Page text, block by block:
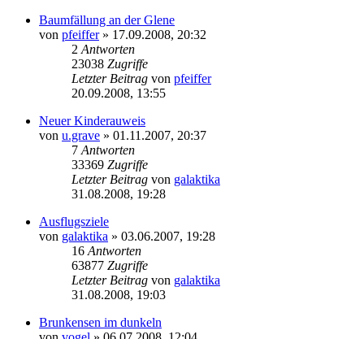
Baumfällung an der Glene
von pfeiffer» 17.09.2008, 20:32
2 Antworten
23038 Zugriffe
Letzter Beitrag von pfeiffer
20.09.2008, 13:55
Neuer Kinderauweis
von u.grave » 01.11.2007, 20:37
7 Antworten
33369 Zugriffe
Letzter Beitrag von galaktika
31.08.2008, 19:28
Ausflugsziele
von galaktika » 03.06.2007, 19:28
16 Antworten
63877 Zugriffe
Letzter Beitrag von galaktika
31.08.2008, 19:03
Brunkensen im dunkeln